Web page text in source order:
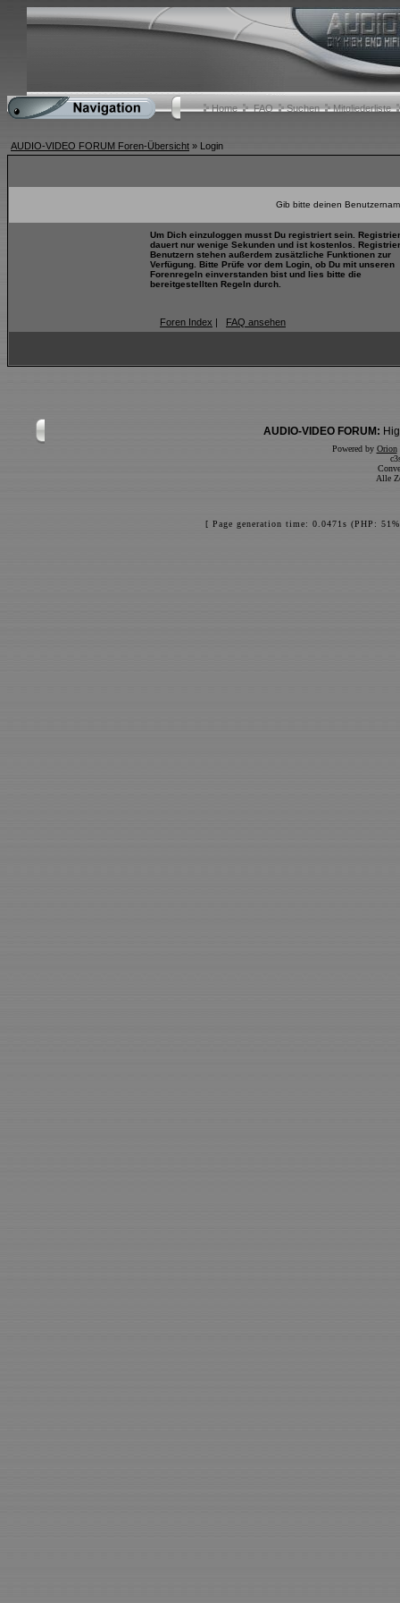
Home FAQ Suchen Mitgliederliste
AUDIO-VIDEO FORUM Foren-Übersicht » Login
Gib bitte deinen
Um Dich einzuloggen musst Du registriert sein.
dauert nur wenige Sekunden und ist kostenlos.
Benutzern stehen außerdem zusätzliche Funktionen zur
Verfügung. Bitte Prüfe vor dem Login, ob Du mit unseren
Forenregeln einverstanden bist und lies bitte die
bereitgestellten Regeln durch.
Foren Index | FAQ ansehen
AUDIO-VIDEO FORUM:
Powered by Orion
Alle
[ Page generation time: 0.0471s (PHP: